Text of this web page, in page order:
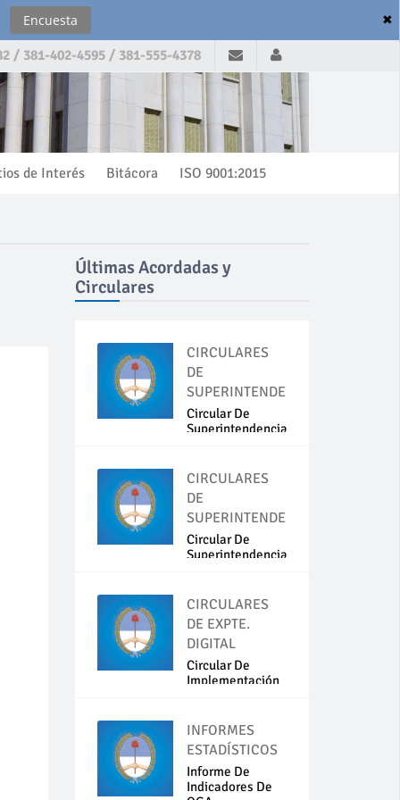
Encuesta ✖
/ 381-402-4595 / 381-555-4378
de Interés Bitácora ISO 9001:2015
Últimas Acordadas y
Circulares
CIRCULARES
DE
SUPERINTENDENCIA
Circular De
Superintendencia
CIRCULARES
DE
SUPERINTENDENCIA
Circular De
Superintendencia
CIRCULARES
DE EXPTE.
DIGITAL
Circular De
Implementación
INFORMES
ESTADÍSTICOS
Informe De
Indicadores De